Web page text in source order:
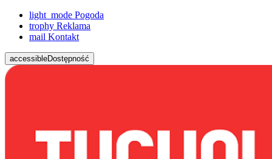
light_mode Pogoda
trophy Reklama
mail Kontakt
accessibleDostępność